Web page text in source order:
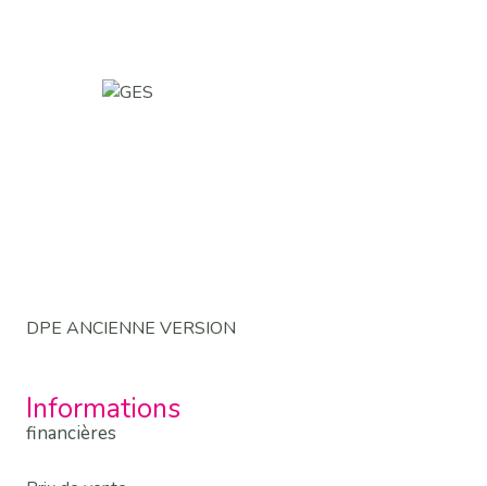
DPE ANCIENNE VERSION
Informations
financières